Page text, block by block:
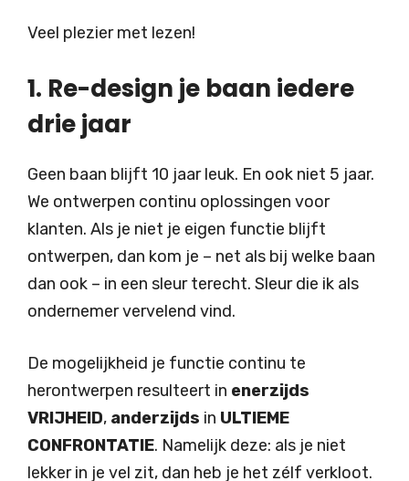
Veel plezier met lezen!
1. Re-design je baan iedere
drie jaar
Geen baan blijft 10 jaar leuk. En ook niet 5 jaar.
We ontwerpen continu oplossingen voor
klanten. Als je niet je eigen functie blijft
ontwerpen, dan kom je – net als bij welke baan
dan ook – in een sleur terecht. Sleur die ik als
ondernemer vervelend vind.
De mogelijkheid je functie continu te
herontwerpen resulteert in enerzijds
VRIJHEID, anderzijds in ULTIEME
CONFRONTATIE. Namelijk deze: als je niet
lekker in je vel zit, dan heb je het zélf verkloot.